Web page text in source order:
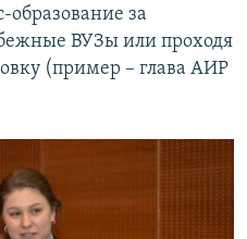
за
ВУЗы или проходя
(пример – глава АИР